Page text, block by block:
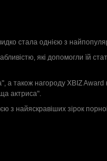
стала однією з
які допомогли їй
а також нагороду XBIZ Award
актриса".
з найяскравіших зірок